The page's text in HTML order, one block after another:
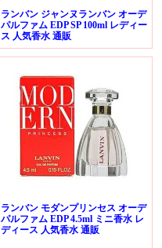
ランバン ジャンヌランバン オーデ
パルファム EDP SP 100ml レディー
ス 人気香水 通販
ランバン モダンプリンセス オーデ
パルファム EDP 4.5ml ミニ香水 レ
ディース 人気香水 通販